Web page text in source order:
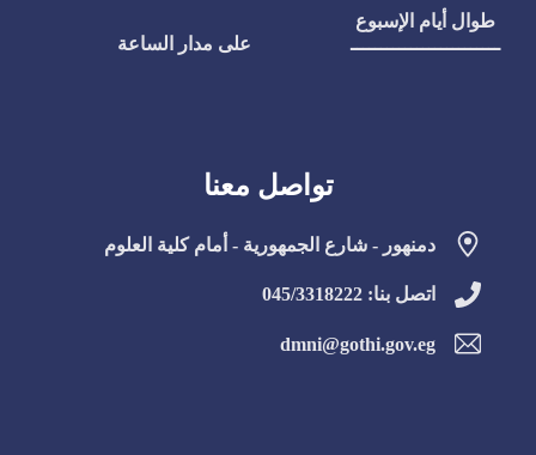
طوال أيام الإسبوع
ـــــــــــــــــــــــــ
على مدار الساعة
تواصل معنا
دمنهور - شارع الجمهورية - أمام كلية العلوم
اتصل بنا: 045/3318222
dmni@gothi.gov.eg